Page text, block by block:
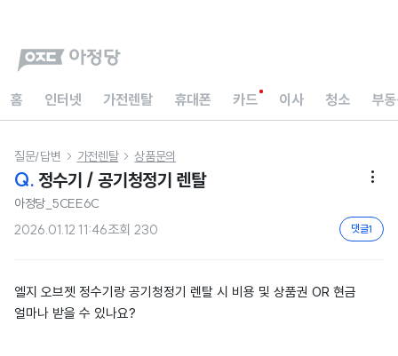
홈 인터넷 가전렌탈 휴대폰 카드 이사 청소 부
질문/답변  가전렌탈  상품문의
Q. 정수기 / 공기청정기 렌탈 
아정당_5CEE6C
2026.01.12 11:46조회 230 댓글1
엘지 오브젯 정수기랑 공기청정기 렌탈 시 비용 및 상품권 OR 현금
얼마나 받을 수 있나요?